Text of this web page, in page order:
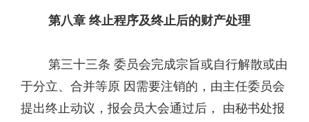
第八章 终止程序及终止后的财产处理
第三十三条 委员会完成宗旨或自行解散或由
于分立、合并等原 因需要注销的，由主任委员会
提出终止动议，报会员大会通过后， 由秘书处报